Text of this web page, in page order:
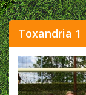
Toxandria 1